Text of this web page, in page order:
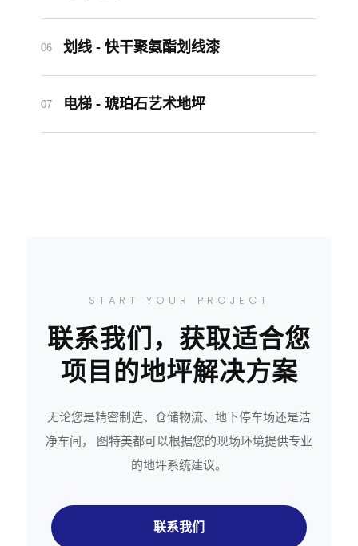
06 划线 - 快干聚氨酯划线漆
07 电梯 - 琥珀石艺术地坪
START YOUR PROJECT
联系我们，获取适合您
项目的地坪解决方案
无论您是精密制造、仓储物流、地下停车场还是洁
净车间， 图特美都可以根据您的现场环境提供专业
的地坪系统建议。
联系我们